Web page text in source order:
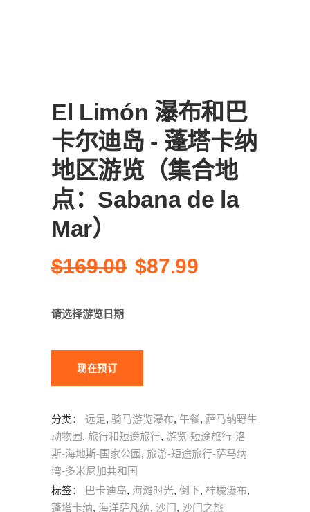
El Limón 瀑布和巴
卡尔迪岛 - 蓬塔卡纳
地区游览（集合地
点：Sabana de la
Mar）
$169.00 原
$87.99
请选择游览日期
现在预订
分类： 远足, 骑马游览瀑布, 午餐, 萨马纳野生
动物园 , 旅行和短途旅行, 游览-短途旅行-洛
斯-海地斯-国家公园 , 旅游-短途旅行-萨马纳
湾-多米尼加共和国
标签：
巴卡迪岛, 海滩时光, 倒下, 柠檬瀑布,
蓬塔卡纳, 海洋萨凡纳, 沙门 , 沙门之旅